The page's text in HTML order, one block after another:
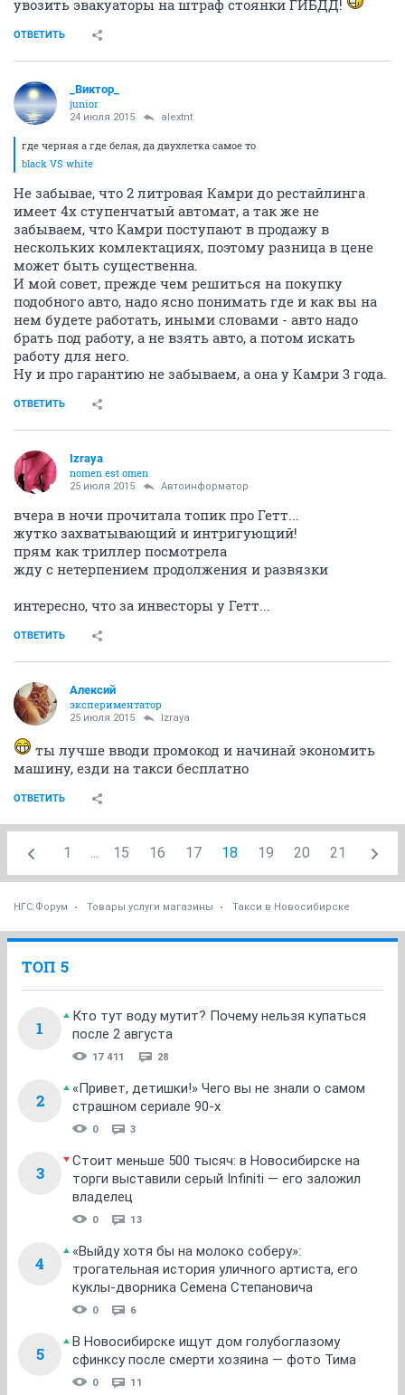
увозить эвакуаторы на штраф стоянки ГИБДД!
ОТВЕТИТЬ
_Виктор_
juniоr
24 июля 2015 alextnt
где черная а где белая, да двухлетка самое то
black VS white
Не забывае, что 2 литровая Камри до рестайлинга
имеет 4х ступенчатый автомат, а так же не
забываем, что Камри поступают в продажу в
нескольких комлектациях, поэтому разница в цене
может быть существенна.
И мой совет, прежде чем решиться на покупку
подобного авто, надо ясно понимать где и как вы на
нем будете работать, иными словами - авто надо
брать под работу, а не взять авто, а потом искать
работу для него.
Ну и про гарантию не забываем, а она у Камри 3 года.
ОТВЕТИТЬ
Izraya
nomen est omen
25 июля 2015 Автоинформатор
вчера в ночи прочитала топик про Гетт...
жутко захватывающий и интригующий!
прям как триллер посмотрела
жду с нетерпением продолжения и развязки
интересно, что за инвесторы у Гетт...
ОТВЕТИТЬ
Алексий
экспериментатор
25 июля 2015 Izraya
ты лучше вводи промокод и начинай экономить
машину, езди на такси бесплатно
ОТВЕТИТЬ
1 ... 15 16 17 18 19 20 21
НГС.Форум Товары услуги магазины Такси в Новосибирске
ТОП 5
1
Кто тут воду мутит? Почему нельзя купаться
после 2 августа
17 411 28
2
«Привет, детишки!» Чего вы не знали о самом
страшном сериале 90-х
0 3
3
Стоит меньше 500 тысяч: в Новосибирске на
торги выставили серый Infiniti — его заложил
владелец
0 13
4
«Выйду хотя бы на молоко соберу»:
трогательная история уличного артиста, его
куклы-дворника Семена Степановича
0 6
5
В Новосибирске ищут дом голубоглазому
сфинксу после смерти хозяина — фото Тима
0 11